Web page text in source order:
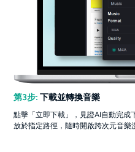
第3步: 下載並轉換音樂
點擊「立即下載」，見證AI自動完
放於指定路徑，隨時開啟跨次元音樂